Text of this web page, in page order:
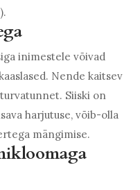
inimestele võivad
Nende kaitsev
Siiski on
harjutuse, võib-olla
mängimise.